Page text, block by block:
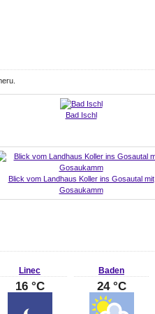
Bad Ischl
Blick vom Landhaus Koller ins Gosautal mit
Gosaukamm
Linec
16 °C
Baden
24 °C